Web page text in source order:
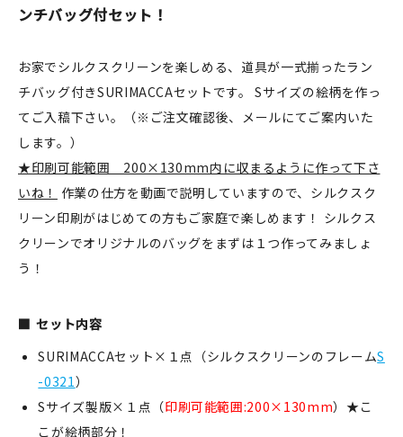
おすすめ特集
読みもの
イベント・ワークショップ
ギャラリー
おしらせ
マイアカウント
カートを見る
ンチバッグ付セット！
お家でシルクスクリーンを楽しめる、道具が一式揃ったラン
チバッグ付きSURIMACCAセットです。 Sサイズの絵柄を作っ
てご入稿下さい。（※ご注文確認後、メールにてご案内いた
します。）
★印刷可能範囲 200×130mm内に収まるように作って下さ
いね！ 作業の仕方を動画で説明していますので、シルクスク
リーン印刷がはじめての方もご家庭で楽しめます！ シルクス
クリーンでオリジナルのバッグをまずは１つ作ってみましょ
う！
セット内容
SURIMACCAセット×１点（シルクスクリーンのフレームS
-0321）
Sサイズ製版×１点（印刷可能範囲:200×130mm）★こ
こが絵柄部分！